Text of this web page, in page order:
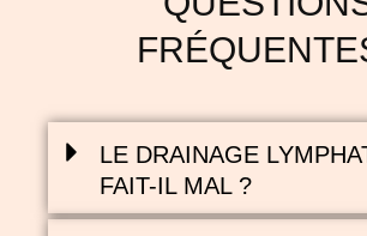
LE DRAINAGE
FAIT-IL MAL ?